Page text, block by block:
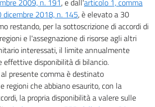
2009, n. 191, e dall'articolo 1, comma
2018, n. 145, è elevato a 30
restando, per la sottoscrizione di accordi di
e l'assegnazione di risorse agli altri
interessati, il limite annualmente
effettive disponibilità di bilancio.
presente comma è destinato
regioni che abbiano esaurito, con la
la propria disponibilità a valere sulle